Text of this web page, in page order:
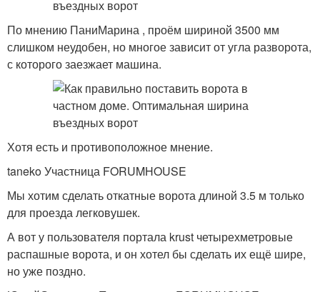
По мнению ПаниМарина , проём шириной 3500 мм
слишком неудобен, но многое зависит от угла разворота,
с которого заезжает машина.
Хотя есть и противоположное мнение.
taneko Участница FORUMHOUSE
Мы хотим сделать откатные ворота длиной 3.5 м только
для проезда легковушек.
А вот у пользователя портала krust четырехметровые
распашные ворота, и он хотел бы сделать их ещё шире,
но уже поздно.